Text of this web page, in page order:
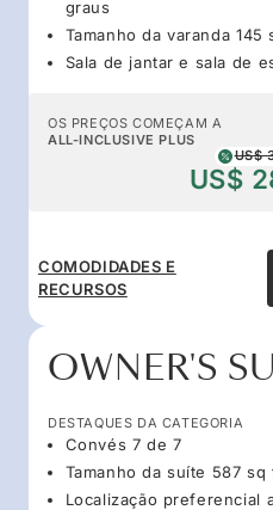
graus
Tamanho da varanda 145
Sala de jantar e sala de
OS PREÇOS COMEÇAM A
ALL-INCLUSIVE PLUS
US$
US$
COMODIDADES E
RECURSOS
OWNER'S
DESTAQUES DA CATEGORIA
Convés 7 de 7
Tamanho da suíte 587 sq
Localização preferencial